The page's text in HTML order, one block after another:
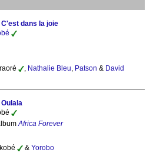
C'est dans la joie
, Nathalie Bleu, Patson & David
Oulala
Africa Forever
& Yorobo